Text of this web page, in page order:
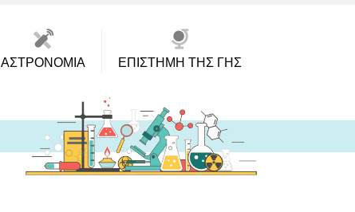
ΑΣΤΡΟΝΟΜΊΑ ΕΠΙΣΤΉΜΗ ΤΗΣ ΓΗΣ